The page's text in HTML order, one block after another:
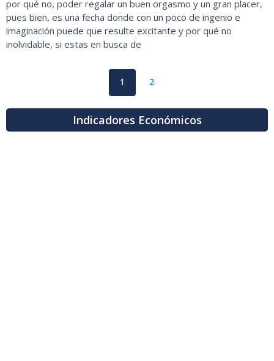
por qué no, poder regalar un buen orgasmo y un gran placer,
pues bien, es una fecha donde con un poco de ingenio e
imaginación puede que resulte excitante y por qué no
inolvidable, si estas en busca de
1 2
Indicadores Económicos